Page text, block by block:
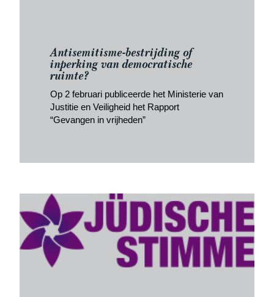
Antisemitisme-bestrijding of
inperking van democratische
ruimte?
Op 2 februari publiceerde het Ministerie van
Justitie en Veiligheid het Rapport
“Gevangen in vrijheden”